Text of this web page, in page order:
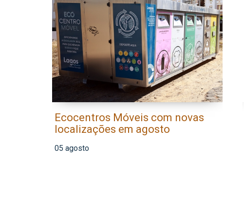
Ecocentros Móveis com novas
localizações em agosto
05 agosto